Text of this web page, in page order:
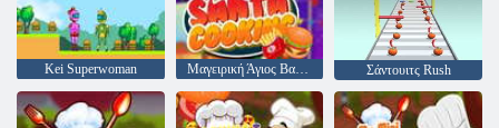
Kei Superwoman Μαγειρική Άγιος Βασίλης Σάντουιτς Rush